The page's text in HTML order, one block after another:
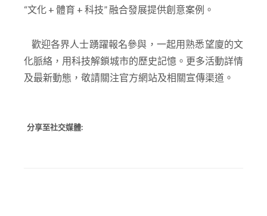
“文化 + 體育 + 科技” 融合發展提供創意案例。
歡迎各界人士踴躍報名參與，一起用熟悉望廈的文
化脈絡，用科技解鎖城市的歷史記憶。更多活動詳情
及最新動態，敬請關注官方網站及相關宣傳渠道。
分享至社交媒體: